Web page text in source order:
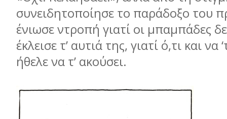
συνειδητοποίησε το παράδοξο του
ένιωσε ντροπή γιατί οι μπαμπάδες
έκλεισε τ’ αυτιά της, γιατί ό,τι και να
ήθελε να τ’ ακούσει.